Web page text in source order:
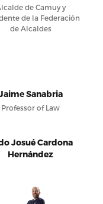
de Camuy y
de la Federación
de Alcaldes
Sanabria
Professor of Law
Josué Cardona
Hernández